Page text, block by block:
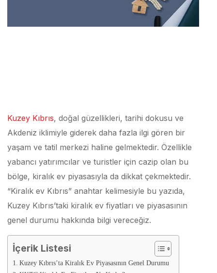
Kuzey Kıbrıs, doğal güzellikleri, tarihi dokusu ve
Akdeniz iklimiyle giderek daha fazla ilgi gören bir
yaşam ve tatil merkezi haline gelmektedir. Özellikle
yabancı yatırımcılar ve turistler için cazip olan bu
bölge, kiralık ev piyasasıyla da dikkat çekmektedir.
“Kiralık ev Kıbrıs” anahtar kelimesiyle bu yazıda,
Kuzey Kıbrıs’taki kiralık ev fiyatları ve piyasasının
genel durumu hakkında bilgi vereceğiz.
İçerik Listesi
Kuzey Kıbrıs’ta Kiralık Ev Piyasasının Genel Durumu